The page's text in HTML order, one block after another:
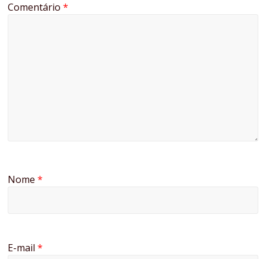
Comentário*
Nome*
E-mail*